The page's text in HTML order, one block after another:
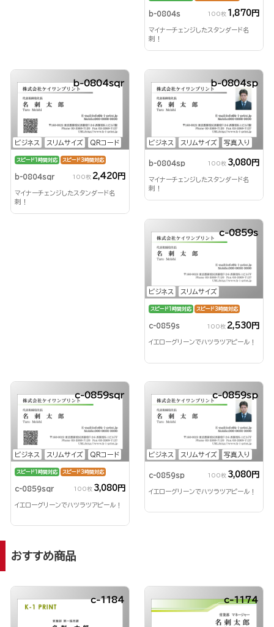
b-0804s 100枚 1,870円
マイナーチェンジしたスタンダード名
刺！
ビジネス スリムサイズ QRコード
b-0804sqr
スピード1時間対応 スピード3時間対応
b-0804sqr 100枚 2,420円
マイナーチェンジしたスタンダード名
刺！
ビジネス スリムサイズ 写真入り
b-0804sp
b-0804sp 100枚 3,080円
マイナーチェンジしたスタンダード名
刺！
ビジネス スリムサイズ
c-0859s
スピード1時間対応 スピード3時間対応
c-0859s 100枚 2,530円
イエローグリーンでハツラツアピール！
ビジネス スリムサイズ QRコード
c-0859sqr
スピード1時間対応 スピード3時間対応
c-0859sqr 100枚 3,080円
イエローグリーンでハツラツアピール！
ビジネス スリムサイズ 写真入り
c-0859sp
c-0859sp 100枚 3,080円
イエローグリーンでハツラツアピール！
おすすめ商品
c-1184 c-1174